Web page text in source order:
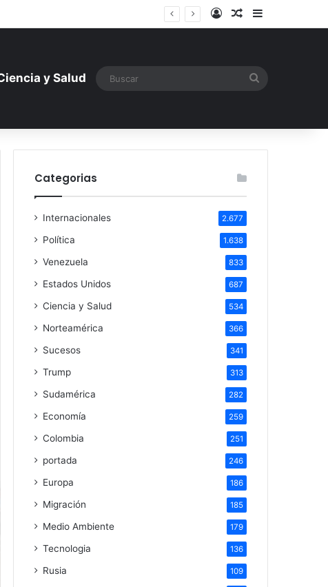
ante la amenaza rusa Iniciar sesión
ArtículoBarra lateral
y Salud
Categorias
Internacionales 2.677
Política 1.638
Venezuela 833
Estados Unidos 687
Ciencia y Salud 534
Norteamérica 366
Sucesos 341
Trump 313
Sudamérica 282
Economía 259
Colombia 251
portada 246
Europa 186
Migración 185
Medio Ambiente 179
Tecnologia 136
Rusia 109